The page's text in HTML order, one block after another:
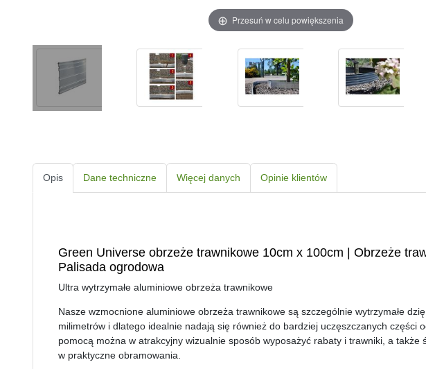
Przesuń w celu powiększenia
Opis Dane techniczne Więcej danych Opinie klientów
Green Universe obrzeże trawnikowe 10cm x 100cm | Obrzeże
Palisada ogrodowa
Ultra wytrzymałe aluminiowe obrzeża trawnikowe
Nasze wzmocnione aluminiowe obrzeża trawnikowe są szczególnie wytrzymałe
milimetrów i dlatego idealnie nadają się również do bardziej uczęszczanych części
pomocą można w atrakcyjny wizualnie sposób wyposażyć rabaty i trawniki, a także
w praktyczne obramowania.